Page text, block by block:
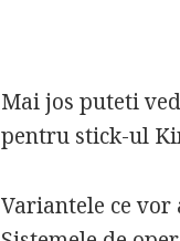
Mai jos puteti
pentru stick-ul
Variantele ce vor